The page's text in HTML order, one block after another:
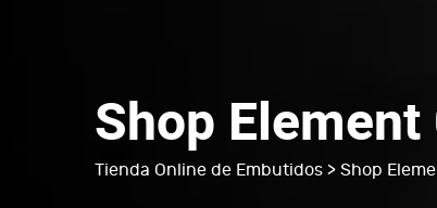
Shop Element
Tienda Online de Embutidos > Shop